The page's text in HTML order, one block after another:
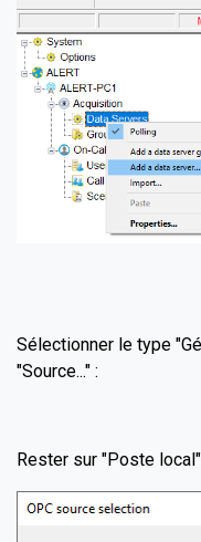
Sélectionner le type
"Source..." :
Rester sur "Poste